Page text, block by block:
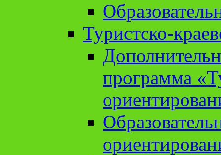
Туристско-
программа